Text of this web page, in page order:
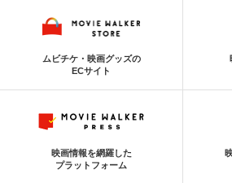
ムビチケ・映画グッズの
ECサイト
映画情報を網羅した
プラットフォーム